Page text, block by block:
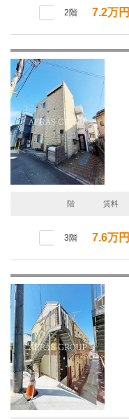
2階 7.2万円
階 賃料
3階 7.6万円